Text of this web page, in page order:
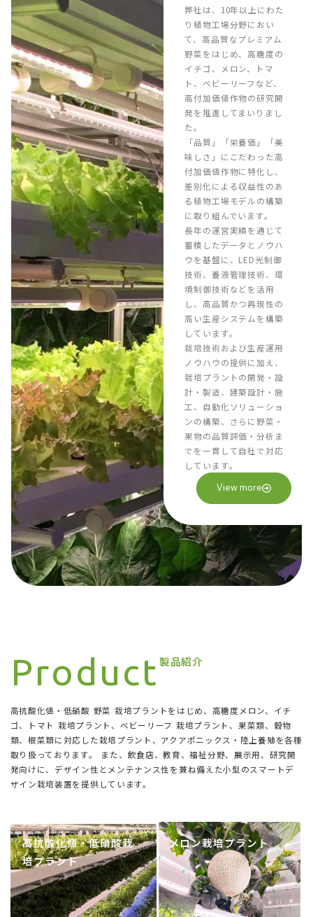
弊社は、10年以上にわた
り植物工場分野におい
て、高品質なプレミアム
野菜をはじめ、高糖度の
イチゴ、メロン、トマ
ト、ベビーリーフなど、
高付加価値作物の研究開
発を推進してまいりまし
た。
「品質」「栄養価」「美
味しさ」にこだわった高
付加価値作物に特化し、
差別化による収益性のあ
る植物工場モデルの構築
に取り組んでいます。
長年の運営実績を通じて
蓄積したデータとノウハ
ウを基盤に、LED光制御
技術、養液管理技術、環
境制御技術などを活用
し、高品質かつ再現性の
高い生産システムを構築
しています。
栽培技術および生産運用
ノウハウの提供に加え、
栽培プラントの開発・設
計・製造、建築設計・施
工、自動化ソリューショ
ンの構築、さらに野菜・
果物の品質評価・分析ま
でを一貫して自社で対応
しています。
View more
Product 製品紹介
高抗酸化値・低硝酸 野菜 栽培プラントをはじめ、高糖度メロン、イチ
ゴ、トマト 栽培プラント、ベビーリーフ 栽培プラント、果菜類、穀物
類、根菜類に対応した栽培プラント、アクアポニックス・陸上養殖を各種
取り扱っております。 また、飲食店、教育、福祉分野、展示用、研究開
発向けに、デザイン性とメンテナンス性を兼ね備えた小型のスマートデ
ザイン栽培装置を提供しています。
高抗酸化値・低硝酸栽
培プラント
メロン栽培プラント